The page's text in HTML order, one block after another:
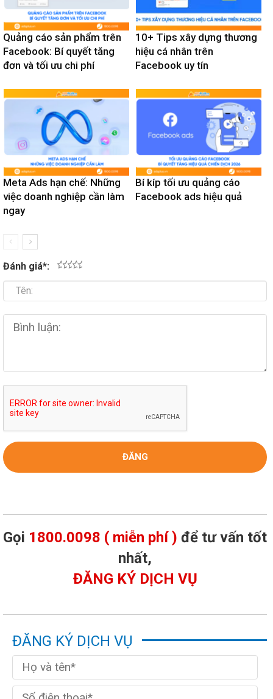
Quảng cáo sản phẩm trên
Facebook: Bí quyết tăng
đơn và tối ưu chi phí
10+ Tips xây dựng thương
hiệu cá nhân trên
Facebook uy tín
Meta Ads hạn chế: Những
việc doanh nghiệp cần làm
ngay
Bí kíp tối ưu quảng cáo
Facebook ads hiệu quả
Đánh giá*:
Gọi 1800.0098 ( miễn phí ) để tư vấn tốt
nhất,
ĐĂNG KÝ DỊCH VỤ
ĐĂNG KÝ DỊCH VỤ